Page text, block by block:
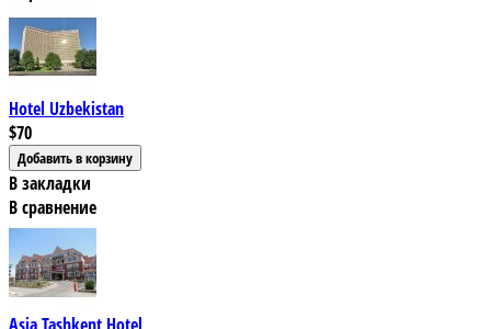
Hotel Uzbekistan
$70
В закладки
В сравнение